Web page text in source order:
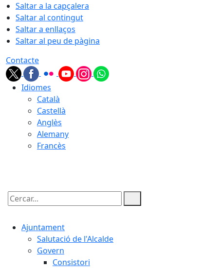
Saltar a la capçalera
Saltar al contingut
Saltar a enllaços
Saltar al peu de pàgina
Contacte
Idiomes
Català
Castellà
Anglès
Alemany
Francès
Cercar:
Ajuntament
Salutació de l'Alcalde
Govern
Consistori